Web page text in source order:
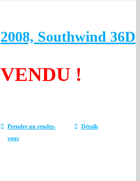
2008, Southwind 36D
VENDU !
Prendre un rendez-
vous
Détails